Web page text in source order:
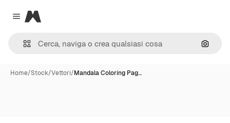
Close menu
Magnific
Cerca
Home/Stock/Vettori/Mandala Coloring Pag…